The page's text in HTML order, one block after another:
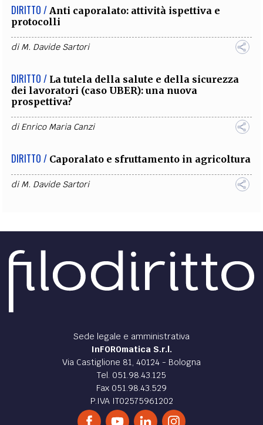
DIRITTO / Anti caporalato: attività ispettiva e
protocolli
diM. Davide Sartori
DIRITTO / La tutela della salute e della sicurezza
dei lavoratori (caso UBER): una nuova
prospettiva?
diEnrico Maria Canzi
DIRITTO / Caporalato e sfruttamento in agricoltura
diM. Davide Sartori
Sede legale e amministrativa
InFOROmatica S.r.l.
Via Castiglione 81, 40124 - Bologna
Tel. 051.98.43.125
Fax 051.98.43.529
P.IVA IT02575961202